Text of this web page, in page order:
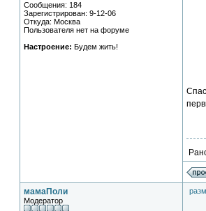
Сообщения: 184
Зарегистрирован: 9-12-06
Откуда: Москва
Пользователя нет на форуме
Настроение: Будем жить!
мамаПоли
Модератор